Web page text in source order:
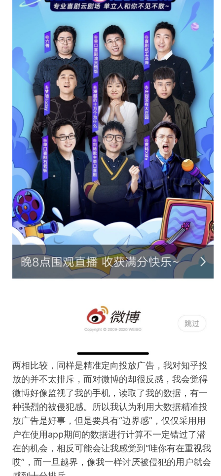
两相比较，同样是精准定向投放广告，我对知乎投
放的并不太排斥，而对微博的却很反感，我会觉得
微博好像监视了我的手机，读取了我的数据，有一
种强烈的被侵犯感。所以我认为利用大数据精准投
放广告是好事，但是要具有“边界感”，仅仅采用用
户在使用app期间的数据进行计算不一定错过了潜
在的机会，相反可能会让我感觉到“哇你有在重视我
哎”，而一旦越界，像我一样讨厌被侵犯的用户就会